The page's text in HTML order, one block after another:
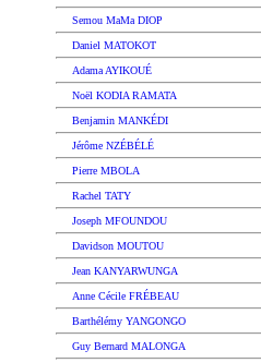
Semou MaMa DIOP
Daniel MATOKOT
Adama AYIKOUÉ
Noël KODIA RAMATA
Benjamin MANKÉDI
Jérôme NZÉBÉLÉ
Pierre MBOLA
Rachel TATY
Joseph MFOUNDOU
Davidson MOUTOU
Jean KANYARWUNGA
Anne Cécile FRÉBEAU
Barthélémy YANGONGO
Guy Bernard MALONGA